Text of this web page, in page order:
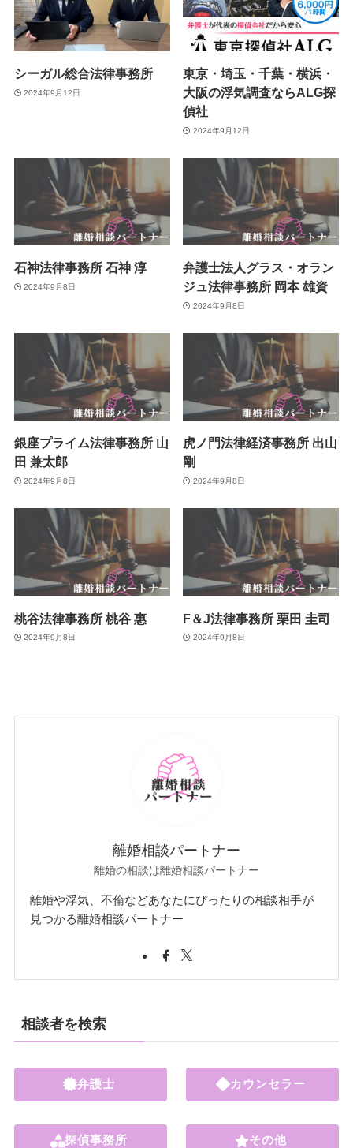
シーガル総合法律事務所
2024年9月12日
東京・埼玉・千葉・横浜・
大阪の浮気調査ならALG探
偵社
2024年9月12日
石神法律事務所 石神 淳
2024年9月8日
弁護士法人グラス・オラン
ジュ法律事務所 岡本 雄資
2024年9月8日
銀座プライム法律事務所 山
田 兼太郎
2024年9月8日
虎ノ門法律経済事務所 出山
剛
2024年9月8日
桃谷法律事務所 桃谷 惠
2024年9月8日
F＆J法律事務所 栗田 圭司
2024年9月8日
離婚相談パートナー
離婚の相談は離婚相談パートナー
離婚や浮気、不倫などあなたにぴったりの相談相手が
見つかる離婚相談パートナー
相談者を検索
弁護士
探偵事務所
カウンセラー
その他